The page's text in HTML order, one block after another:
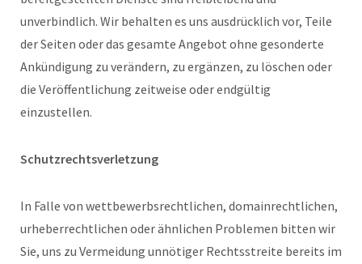
unverbindlich. Wir behalten es uns ausdrücklich vor, Teile
der Seiten oder das gesamte Angebot ohne gesonderte
Ankündigung zu verändern, zu ergänzen, zu löschen oder
die Veröffentlichung zeitweise oder endgültig
einzustellen.
Schutzrechtsverletzung
In Falle von wettbewerbsrechtlichen, domainrechtlichen,
urheberrechtlichen oder ähnlichen Problemen bitten wir
Sie, uns zu Vermeidung unnötiger Rechtsstreite bereits im